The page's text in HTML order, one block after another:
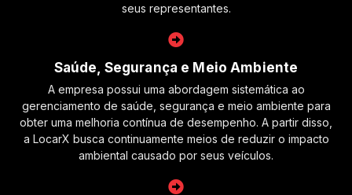
seus representantes.
Saúde, Segurança e Meio Ambiente
A empresa possui uma abordagem sistemática ao
gerenciamento de saúde, segurança e meio ambiente para
obter uma melhoria contínua de desempenho. A partir disso,
a LocarX busca continuamente meios de reduzir o impacto
ambiental causado por seus veículos.